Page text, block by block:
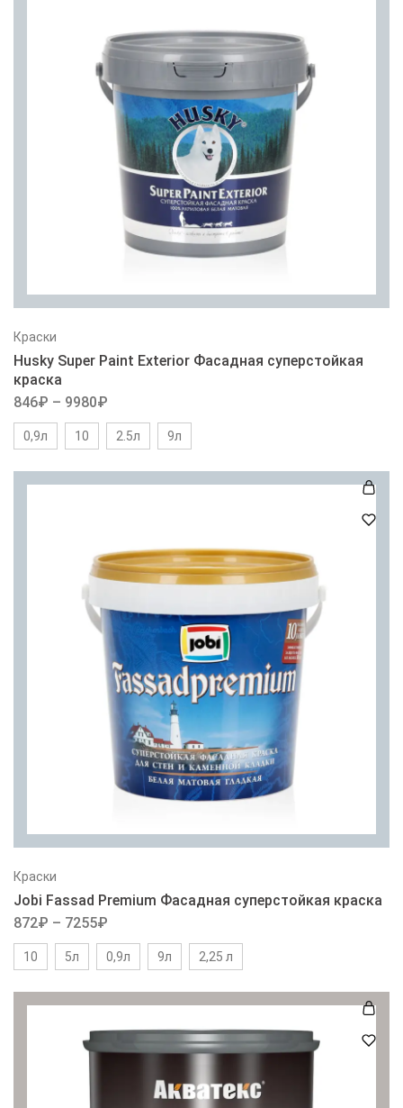
Краски
Husky Super Paint Exterior Фасадная суперстойкая
краска
846₽ – 9980₽
0,9л 10 2.5л 9л
Краски
Jobi Fassad Premium Фасадная суперстойкая краска
872₽ – 7255₽
10 5л 0,9л 9л 2,25 л